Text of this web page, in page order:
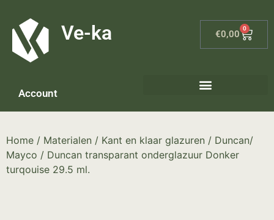
Ve-ka €0,00
0
Account
Home / Materialen / Kant en klaar glazuren / Duncan/
Mayco / Duncan transparant onderglazuur Donker
turqouise 29.5 ml.